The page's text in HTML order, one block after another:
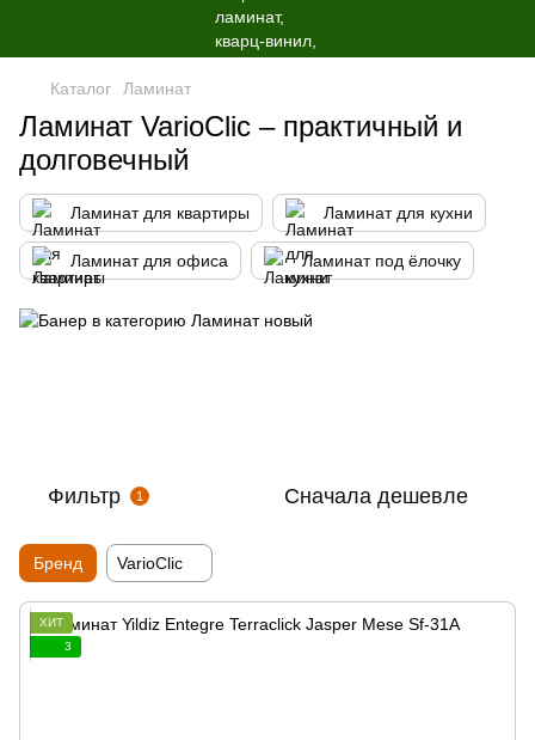
Каталог Ламинат
Ламинат VarioClic – практичный и
долговечный
Ламинат для квартиры Ламинат для кухни
Ламинат для офиса Ламинат под ёлочку
Фильтр 1 Сначала дешевле
Бренд VarioClic
ХИТ
3